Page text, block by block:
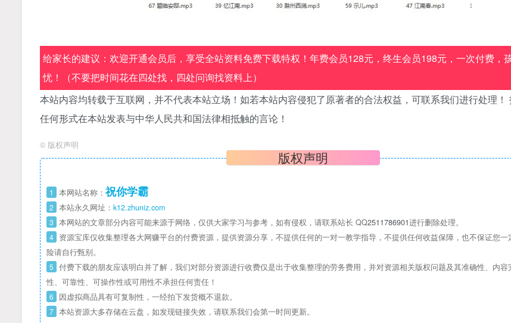
给家长的建议：欢迎开通会员后，享受全站资料免费下载特权！年费会员128元，终生会员198元，一次付费，
忧！（不要把时间花在四处找，四处问询找资料上）
本站内容均转载于互联网，并不代表本站立场！如若本站内容侵犯了原著者的合法权益，可联系我们进行处理！
任何形式在本站发表与中华人民共和国法律相抵触的言论！
© 版权声明
版权声明
1 本网站名称： 祝你学霸
2 本站永久网址： k12.zhuniz.com
3 本网站的文章部分内容可能来源于网络，仅供大家学习与参考，如有侵权，请联系站长 QQ2511786901进行删除处理。
4 资源宝库仅收集整理各大网赚平台的付费资源，提供资源分享，不提供任何的一对一教学指导，不提供任何收益保障，也不保证您一
险请自行甄别。
5 付费下载的朋友应该明白并了解，我们对部分资源进行收费仅是出于收集整理的劳务费用，并对资源相关版权问题及其准确性、内容
性、可靠性、可操作性或可用性不承担任何责任！
6 因虚拟商品具有可复制性，一经拍下发货概不退款。
7 本站资源大多存储在云盘，如发现链接失效，请联系我们会第一时间更新。